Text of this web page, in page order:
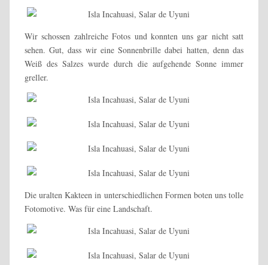
Wir schossen zahlreiche Fotos und konnten uns gar nicht satt
sehen. Gut, dass wir eine Sonnenbrille dabei hatten, denn das
Weiß des Salzes wurde durch die aufgehende Sonne immer
greller.
Die uralten Kakteen in unterschiedlichen Formen boten uns tolle
Fotomotive. Was für eine Landschaft.